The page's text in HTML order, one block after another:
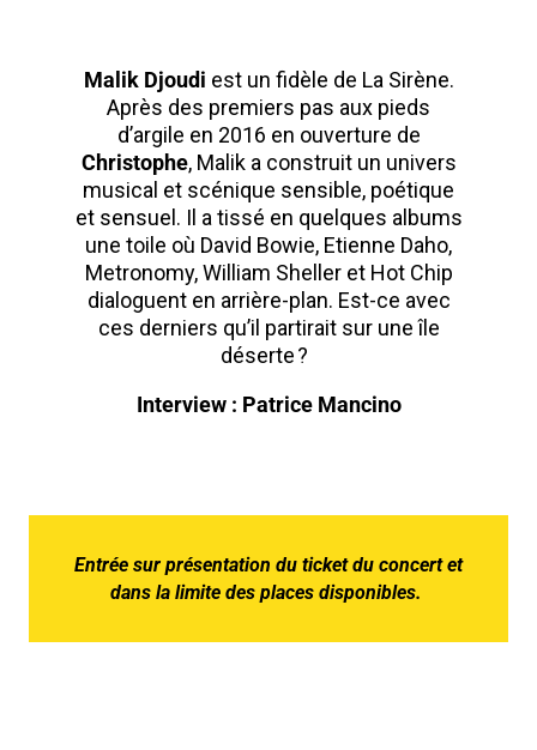
Malik Djoudi est un fidèle de La Sirène.
Après des premiers pas aux pieds
d’argile en 2016 en ouverture de
Christophe, Malik a construit un univers
musical et scénique sensible, poétique
et sensuel. Il a tissé en quelques albums
une toile où David Bowie, Etienne Daho,
Metronomy, William Sheller et Hot Chip
dialoguent en arrière-plan. Est-ce avec
ces derniers qu’il partirait sur une île
déserte ?
Interview : Patrice Mancino
Entrée sur présentation du ticket du concert et
dans la limite des places disponibles.